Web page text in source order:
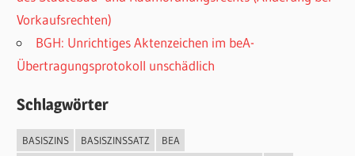
Vorkaufsrechten)
BGH: Unrichtiges Aktenzeichen im beA-
Übertragungsprotokoll unschädlich
Schlagwörter
BASISZINS BASISZINSSATZ
BEA